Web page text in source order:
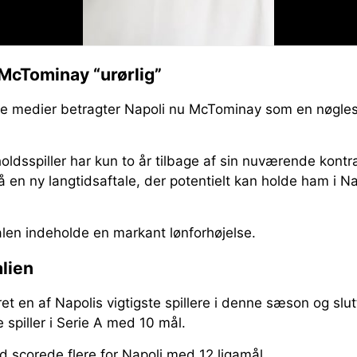
“urørlig”
medier betragter Napoli nu McTominay som en
har kun to år tilbage af sin nuværende
en ny langtidsaftale, der potentielt kan holde ham i
indeholde en markant lønforhøjelse.
en af Napolis vigtigste spillere i denne sæson og
i Serie A med 10 mål.